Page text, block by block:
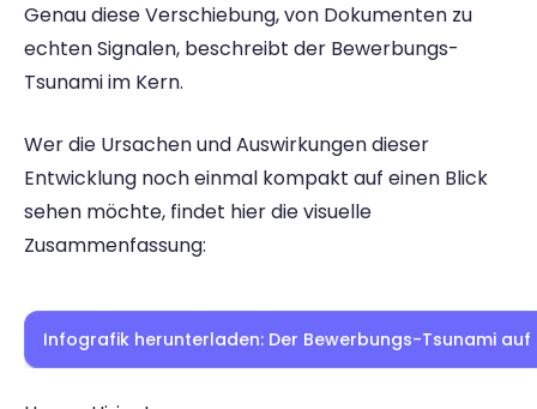
Genau diese Verschiebung, von Dokumenten zu
echten Signalen, beschreibt der Bewerbungs-
Tsunami im Kern.
Wer die Ursachen und Auswirkungen dieser
Entwicklung noch einmal kompakt auf einen Blick
sehen möchte, findet hier die visuelle
Zusammenfassung:
Infografik herunterladen: Der Bewerbungs-Tsunami auf